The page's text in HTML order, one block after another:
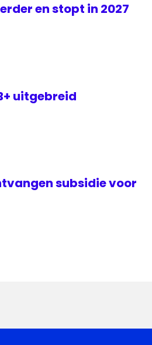
en stopt in 2027
uitgebreid
subsidie voor